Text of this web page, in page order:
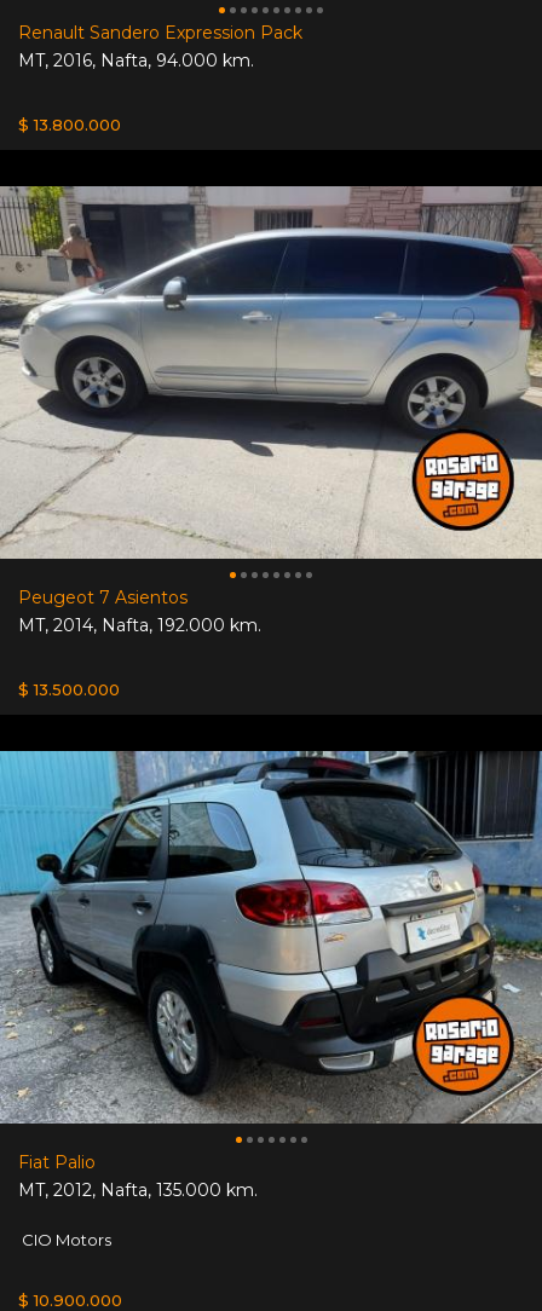
Renault Sandero Expression Pack
MT, 2016, Nafta, 94.000 km.
$ 13.800.000
Peugeot 7 Asientos
MT, 2014, Nafta, 192.000 km.
$ 13.500.000
Fiat Palio
MT, 2012, Nafta, 135.000 km.
CIO Motors
$ 10.900.000